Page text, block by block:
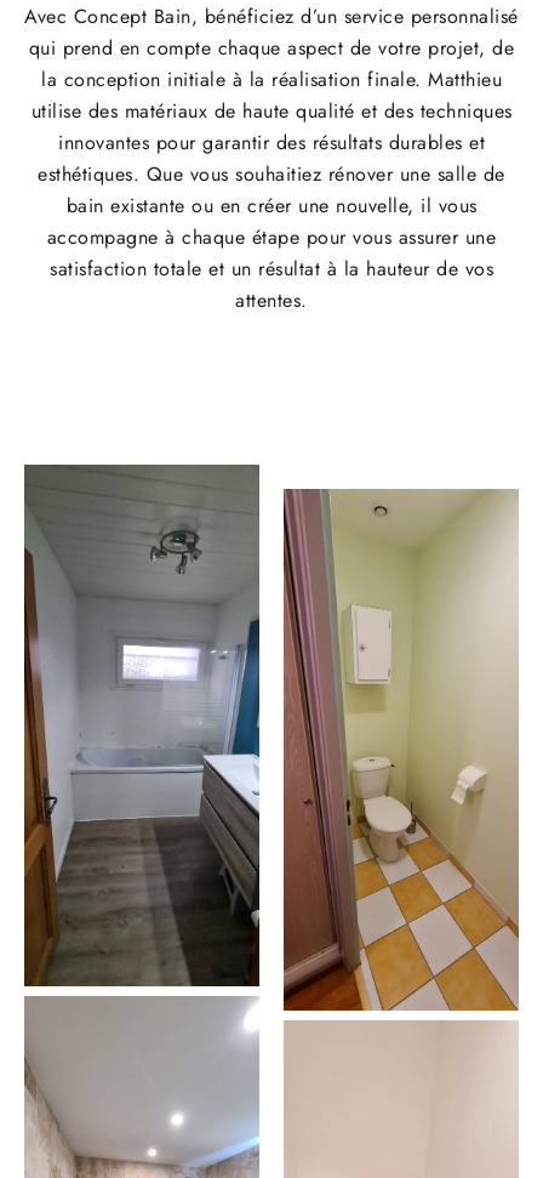
Avec Concept Bain, bénéficiez d’un service personnalisé
qui prend en compte chaque aspect de votre projet, de
la conception initiale à la réalisation finale. Matthieu
utilise des matériaux de haute qualité et des techniques
innovantes pour garantir des résultats durables et
esthétiques. Que vous souhaitiez rénover une salle de
bain existante ou en créer une nouvelle, il vous
accompagne à chaque étape pour vous assurer une
satisfaction totale et un résultat à la hauteur de vos
attentes.